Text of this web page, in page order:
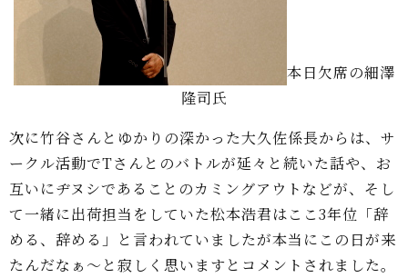
本日欠席の細澤
隆司氏
次に竹谷さんとゆかりの深かった大久佐係長からは、サ
ークル活動でTさんとのバトルが延々と続いた話や、お
互いにヂヌシであることのカミングアウトなどが、そし
て一緒に出荷担当をしていた松本浩君はここ3年位「辞
める、辞める」と言われていましたが本当にこの日が来
たんだなぁ～と寂しく思いますとコメントされました。